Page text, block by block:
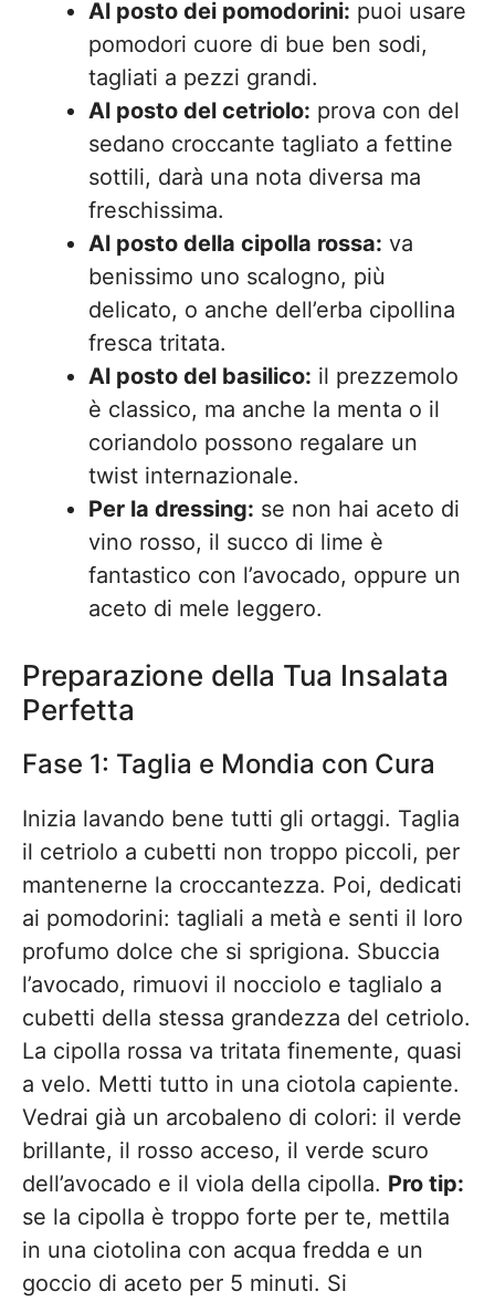
Al posto dei pomodorini: puoi usare
pomodori cuore di bue ben sodi,
tagliati a pezzi grandi.
Al posto del cetriolo: prova con del
sedano croccante tagliato a fettine
sottili, darà una nota diversa ma
freschissima.
Al posto della cipolla rossa: va
benissimo uno scalogno, più
delicato, o anche dell’erba cipollina
fresca tritata.
Al posto del basilico: il prezzemolo
è classico, ma anche la menta o il
coriandolo possono regalare un
twist internazionale.
Per la dressing: se non hai aceto di
vino rosso, il succo di lime è
fantastico con l’avocado, oppure un
aceto di mele leggero.
Preparazione della Tua Insalata
Perfetta
Fase 1: Taglia e Mondia con Cura
Inizia lavando bene tutti gli ortaggi. Taglia
il cetriolo a cubetti non troppo piccoli, per
mantenerne la croccantezza. Poi, dedicati
ai pomodorini: tagliali a metà e senti il loro
profumo dolce che si sprigiona. Sbuccia
l’avocado, rimuovi il nocciolo e taglialo a
cubetti della stessa grandezza del cetriolo.
La cipolla rossa va tritata finemente, quasi
a velo. Metti tutto in una ciotola capiente.
Vedrai già un arcobaleno di colori: il verde
brillante, il rosso acceso, il verde scuro
dell’avocado e il viola della cipolla. Pro tip:
se la cipolla è troppo forte per te, mettila
in una ciotolina con acqua fredda e un
goccio di aceto per 5 minuti. Si